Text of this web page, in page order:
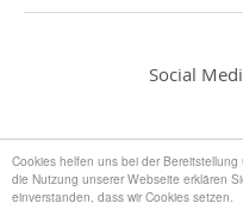
Cookies helfen uns bei der Bereitstellung
die Nutzung unserer Webseite erklären
einverstanden, dass wir Cookies setzen.
Social